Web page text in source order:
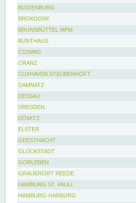
BOIZENBURG
BROKDORF
BRUNSBÜTTEL MPM
BUNTHAUS
COSWIG
CRANZ
CUXHAVEN STEUBENHÖFT
DAMNATZ
DESSAU
DRESDEN
DÖMITZ
ELSTER
GEESTHACHT
GLÜCKSTADT
GORLEBEN
GRAUERORT REEDE
HAMBURG ST. PAULI
HAMBURG-HARBURG